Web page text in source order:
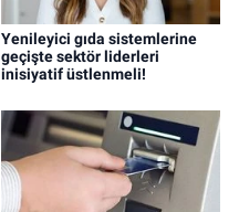
Yenileyici gıda sistemlerine
geçişte sektör liderleri
inisiyatif üstlenmeli!